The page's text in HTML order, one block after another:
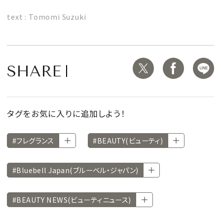
text : Tomomi Suzuki
SHARE
タグをお気に入りに追加しよう！
#フレグランス #BEAUTY(ビューティ)
#Bluebell Japan(ブルーベル・ジャパン)
#BEAUTY NEWS(ビューティニュース)